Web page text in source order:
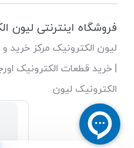
فروشگاه اینترنتی لیون
لیون الکترونیک مرکز خرید
| خرید قطعات الکترونیک
الکترونیک لیون